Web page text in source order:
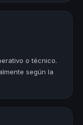
o técnico.
según la